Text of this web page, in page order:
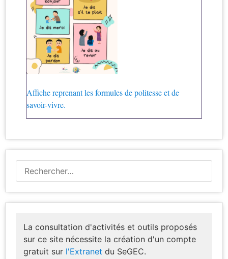
Affiche reprenant les formules de politesse et de
savoir-vivre.
La consultation d'activités et outils proposés
sur ce site nécessite la création d'un compte
gratuit sur l'Extranet du SeGEC.